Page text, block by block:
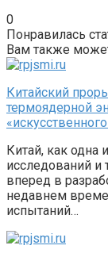
0
Понравилась
Вам также
Китайский
термоядерной
Китай, как одна
исследований и
вперед в
недавнем
испытаний…